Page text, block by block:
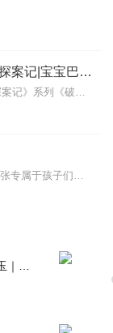
破坏者联盟篇2·猴子警长科学探案记|宝宝巴士故事
【适听年龄】7岁+《猴子警长科学探案记》系列《破坏者联盟篇1·猴子警长科学探案记》>>>《破坏者联盟篇2·猴子警长科学探案记》>>>《破坏者联盟篇3·猴子警长科...
《童梦乐章：奇幻音乐宝盒》这是一张专属于孩子们的音乐专辑——《童梦乐章：奇幻音乐宝盒》，它犹如一把开启童趣世界大门的魔法钥匙。专辑中的每一首曲子都充满了奇思...